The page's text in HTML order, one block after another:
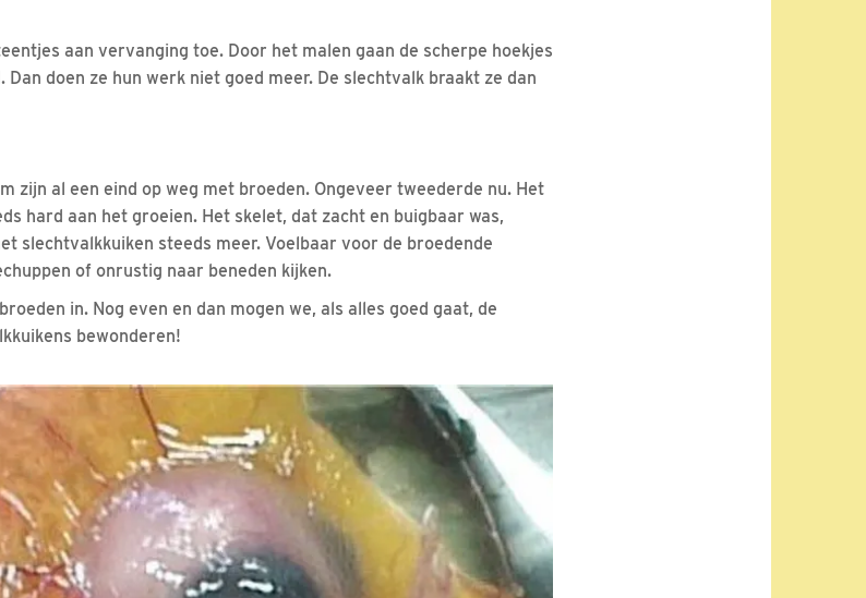
aan vervanging toe. Door het malen gaan de scherpe hoekjes
doen ze hun werk niet goed meer. De slechtvalk braakt ze dan
zijn al een eind op weg met broeden. Ongeveer tweederde nu. Het
hard aan het groeien. Het skelet, dat zacht en buigbaar was,
slechtvalkkuiken steeds meer. Voelbaar voor de broedende
of onrustig naar beneden kijken.
in. Nog even en dan mogen we, als alles goed gaat, de
bewonderen!